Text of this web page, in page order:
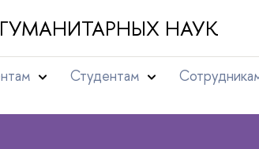
НАУК
Студентам